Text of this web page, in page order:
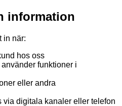
information
in när:
hos oss
funktioner i
eller andra
via digitala kanaler eller telefon